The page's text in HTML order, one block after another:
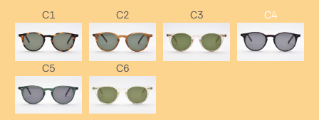
C1 C2 C3 C4
C5 C6